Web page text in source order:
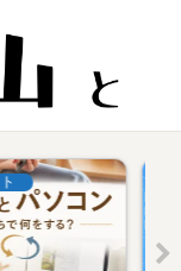
タブレット